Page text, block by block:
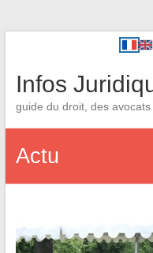
Infos
guide du droit, des
Actu